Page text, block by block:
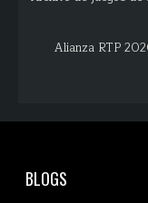
Alianza RTP
BLOGS